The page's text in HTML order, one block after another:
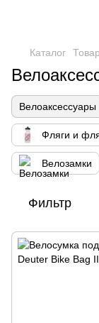
Каталог
Велоаксессуары
Фляги и
Велозамки
Фильтр